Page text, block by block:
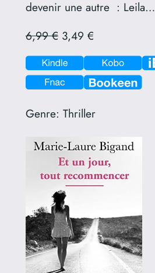
devenir une autre : Leila…
6,99 €3,49 €
Genre: Thriller